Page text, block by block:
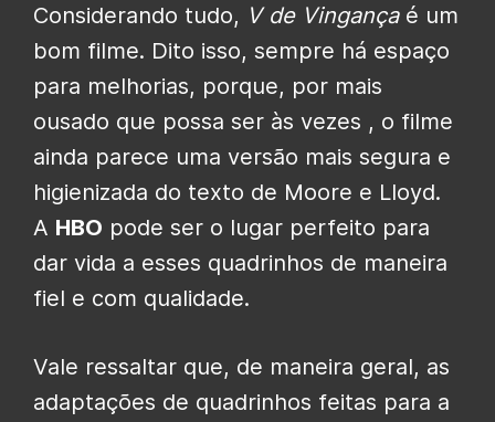
Considerando tudo, V de Vingançaé um
bom filme. Dito isso, sempre há espaço
para melhorias, porque, por mais
ousado que possa ser às vezes , o filme
ainda parece uma versão mais segura e
higienizada do texto de Moore e Lloyd.
A HBO pode ser o lugar perfeito para
dar vida a esses quadrinhos de maneira
fiel e com qualidade.
Vale ressaltar que, de maneira geral, as
adaptações de quadrinhos feitas para a